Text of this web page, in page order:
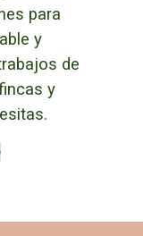
para
y
de
y